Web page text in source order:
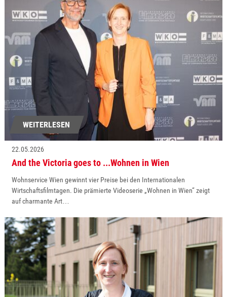
WEITERLESEN
22.05.2026
And the Victoria goes to ...Wohnen in Wien
Wohnservice Wien gewinnt vier Preise bei den Internationalen
Wirtschaftsfilmtagen. Die prämierte Videoserie „Wohnen in Wien“ zeigt
auf charmante Art…